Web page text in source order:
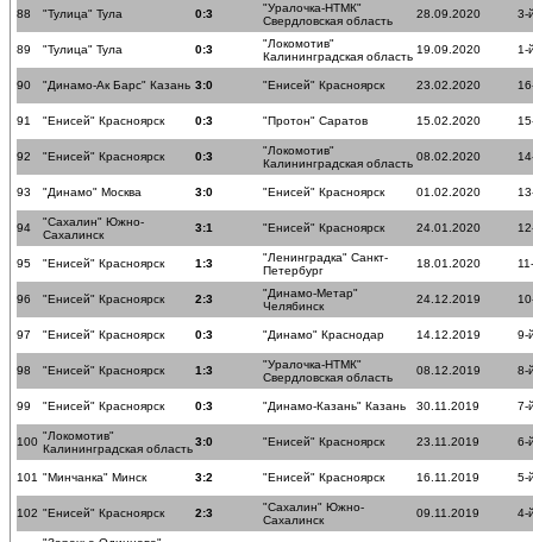
88 "Тулица" Тула 0:3
"Уралочка-НТМК"
Свердловская область
28.09.2020 3-
89 "Тулица" Тула 0:3
"Локомотив"
Калининградская область
19.09.2020 1-
90 "Динамо-Ак Барс" Казань 3:0 "Енисей" Красноярск 23.02.2020
91 "Енисей" Красноярск 0:3 "Протон" Саратов 15.02.2020
92 "Енисей" Красноярск 0:3
"Локомотив"
Калининградская область
08.02.2020
93 "Динамо" Москва 3:0 "Енисей" Красноярск 01.02.2020
94
"Сахалин" Южно-
Сахалинск
3:1 "Енисей" Красноярск 24.01.2020
95 "Енисей" Красноярск 1:3
"Ленинградка" Санкт-
Петербург
18.01.2020
96 "Енисей" Красноярск 2:3
"Динамо-Метар"
Челябинск
24.12.2019
97 "Енисей" Красноярск 0:3 "Динамо" Краснодар 14.12.2019 9-
98 "Енисей" Красноярск 1:3
"Уралочка-НТМК"
Свердловская область
08.12.2019 8-
99 "Енисей" Красноярск 0:3 "Динамо-Казань" Казань 30.11.2019 7-
100 "Локомотив"
Калининградская область
3:0 "Енисей" Красноярск 23.11.2019 6-
101 "Минчанка" Минск 3:2 "Енисей" Красноярск 16.11.2019 5-
102 "Енисей" Красноярск 2:3
"Сахалин" Южно-
Сахалинск
09.11.2019 4-